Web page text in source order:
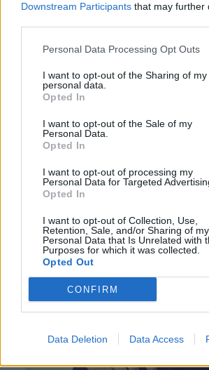
Downstream Participants that may further
Personal Data Processing Opt Outs
I want to opt-out of the Sharing of my
personal data.
Opted In
I want to opt-out of the Sale of my
Personal Data.
Opted In
I want to opt-out of processing my
Personal Data for Targeted
Opted In
I want to opt-out of Collection, Use,
Retention, Sale, and/or Sharing of my
Personal Data that Is Unrelated with
Purposes for which it was collected.
Opted Out
CONFIRM
Data Deletion Data Access